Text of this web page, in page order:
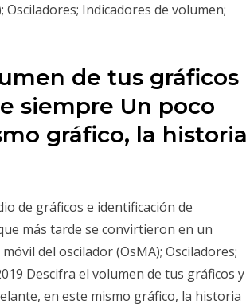
Indicadores de volumen;
de tus gráficos
siempre Un poco
gráfico, la historia
de gráficos e identificación de
más tarde se convirtieron en un
del oscilador (OsMA); Osciladores;
Descifra el volumen de tus gráficos y
en este mismo gráfico, la historia